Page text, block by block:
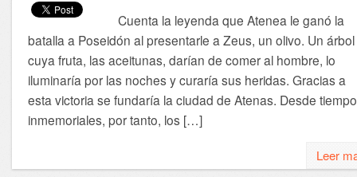
Cuenta la leyenda que Atenea le ganó la
batalla a Poseidón al presentarle a Zeus, un olivo. Un árbol
cuya fruta, las aceitunas, darían de comer al hombre, lo
iluminaría por las noches y curaría sus heridas. Gracias a
esta victoria se fundaría la ciudad de Atenas. Desde
inmemoriales, por tanto, los […]
Leer